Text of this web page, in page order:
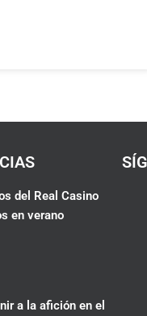
del Real Casino
en verano
a la afición en el